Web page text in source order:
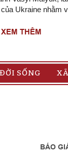
Ukraine nhằm
XEM THÊM
ĐỜI SỐNG
BÁO